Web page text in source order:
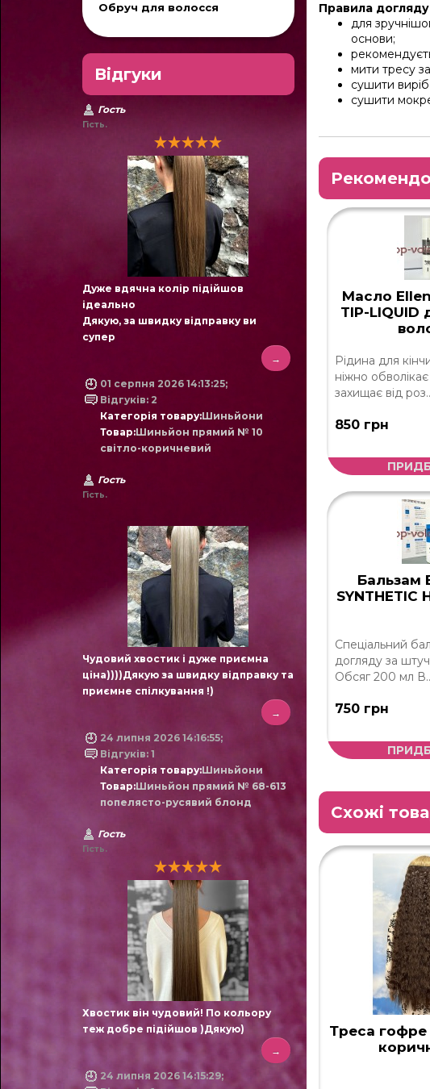
Обруч для волосся
Відгуки
Гость
Гість.
Дуже вдячна колір підійшов
ідеально
Дякую, за швидку відправку ви
супер
→
01 серпня 2026 14:13:25;
Відгуків: 2
Категорія товару:Шиньйони
Товар:Шиньйон прямий № 10
світло-коричневий
Гость
Гість.
Чудовий хвостик і дуже приємна
ціна))))Дякую за швидку відправку та
приємне спілкування !)
→
24 липня 2026 14:16:55;
Відгуків: 1
Категорія товару:Шиньйони
Товар:Шиньйон прямий № 68-613
попелясто-русявий блонд
Гость
Гість.
Хвостик він чудовий! По кольору
теж добре підійшов )Дякую)
→
24 липня 2026 14:15:29;
Правила
для
основи;
мити тресу
сушити
сушити
Масло
TIP-LIQUID
Рідина для
ніжно обволікає
захищає від роз..
850 грн
Бальзам
SYNTHETIC
Спеціальний
догляду за
Обсяг 200 мл В..
750 грн
Схожі
Треса